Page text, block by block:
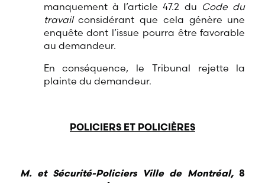
manquement à l’article 47.2 du Code du
travailconsidérant que cela génère une
enquête dont l’issue pourra être favorable
au demandeur.
En conséquence, le Tribunal rejette la
plainte du demandeur.
POLICIERS ET POLICIÈRES
M. et Sécurité-Policiers Ville de Montréal,8